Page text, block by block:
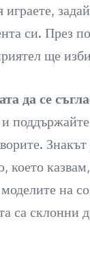
си. През
ще
да се
което
на
са склонни